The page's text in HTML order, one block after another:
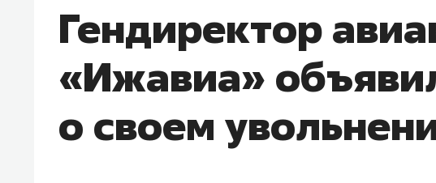
Гендиректор
«Ижавиа»
о своем